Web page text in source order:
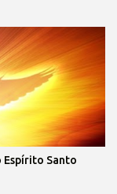
Espírito Santo